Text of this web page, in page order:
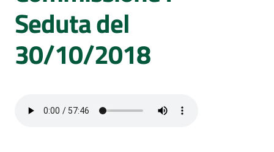
Attività
Argomenti
Seduta del
30/10/2018